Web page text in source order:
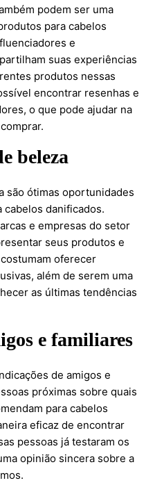
podem ser uma
para cabelos
e
suas experiências
produtos nessas
encontrar resenhas e
o que pode ajudar na
beleza
são ótimas oportunidades
cabelos danificados.
e empresas do setor
seus produtos e
oferecer
além de serem uma
as últimas tendências
e familiares
de amigos e
próximas sobre quais
para cabelos
eficaz de encontrar
pessoas já testaram os
opinião sincera sobre a